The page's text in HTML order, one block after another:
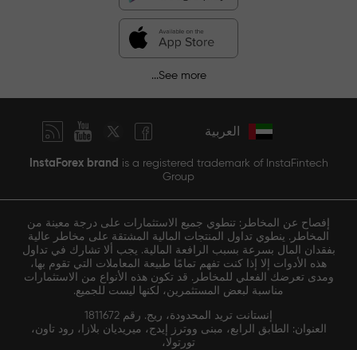
See more...
العربية
InstaForex brand is a registered trademark of InstaFintech
Group
إفصاح عن المخاطر: تنطوي جميع الاستثمارات على درجة معينة من
المخاطر. ينطوي تداول المنتجات المالية المشتقة على مخاطر عالية
بفقدان المال بسرعة بسبب الرافعة المالية. يجب ألا تشارك في تداول
هذه الأدوات إلا إذا كنت تفهم تمامًا طبيعة المعاملات التي تقوم بها،
ومدى تعرضك الفعلي للمخاطر. قد تكون هذه الأنواع من الاستثمارات
مناسبة لبعض المستثمرين، لكنها ليست للجميع.
إنستانت تريد المحدودة، ريج. رقم 1811672
العنوان: الطابق الرابع، مبنى ووترز إيدج، ميريديان بلازا، رود تاون،
تورتولا،